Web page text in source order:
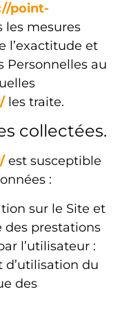
point-
mesures
l’exactitude et
Personnelles au
les traite.
collectées.
est susceptible
:
sur le Site et
des prestations
l’utilisateur :
d’utilisation du
des